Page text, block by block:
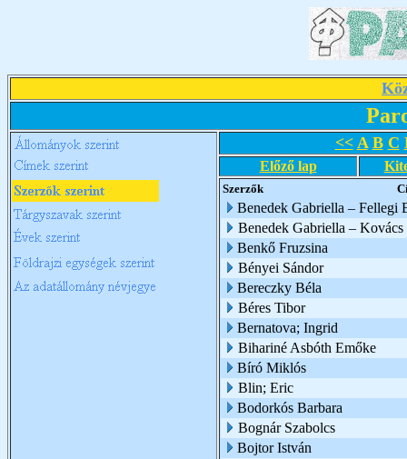
<< A B C
Előző lap
Szerzők
Benedek Gabriella – Fellegi
Benedek Gabriella – Kovács
Benkő Fruzsina
Bényei Sándor
Bereczky Béla
Béres Tibor
Bernatova; Ingrid
Bihariné Asbóth Emőke
Bíró Miklós
Blin; Eric
Bodorkós Barbara
Bognár Szabolcs
Bojtor István